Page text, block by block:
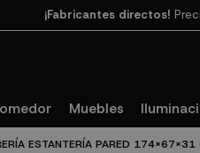
¡Fabricantes directos!
Muebles
ESTANTERÍA PARED